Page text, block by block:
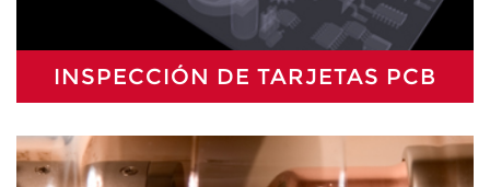
INSPECCIÓN DE TARJETAS PCB